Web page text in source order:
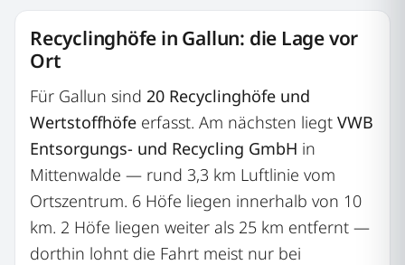
Recyclinghöfe in Gallun: die Lage vor
Ort
Für Gallun sind 20 Recyclinghöfe und
Wertstoffhöfe erfasst. Am nächsten liegt VWB
Entsorgungs- und Recycling GmbH in
Mittenwalde — rund 3,3 km Luftlinie vom
Ortszentrum. 6 Höfe liegen innerhalb von 10
km. 2 Höfe liegen weiter als 25 km entfernt —
dorthin lohnt die Fahrt meist nur bei